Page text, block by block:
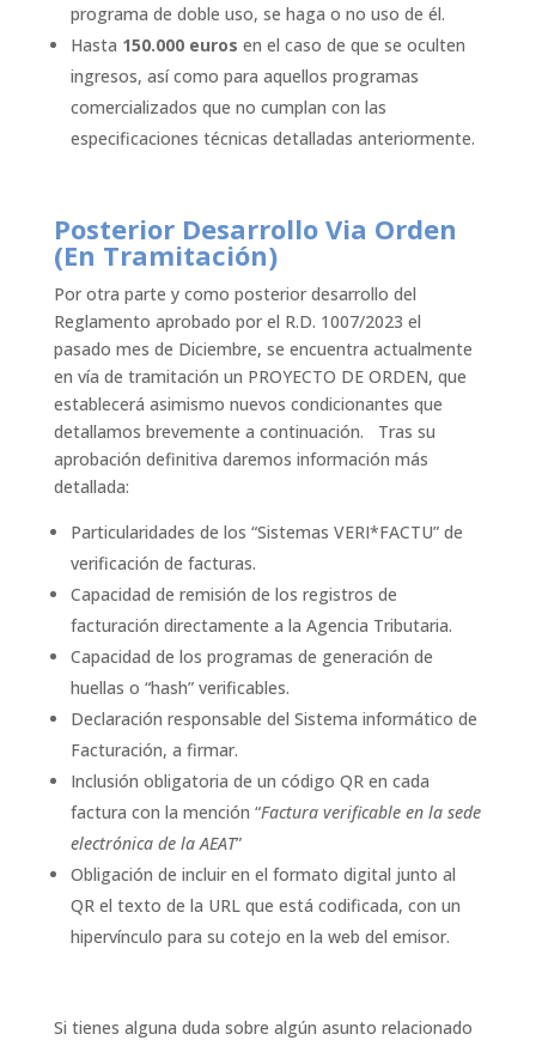
programa de doble uso, se haga o no uso de él.
Hasta 150.000 euros en el caso de que se oculten
ingresos, así como para aquellos programas
comercializados que no cumplan con las
especificaciones técnicas detalladas anteriormente.
Posterior Desarrollo Via Orden
(En Tramitación)
Por otra parte y como posterior desarrollo del
Reglamento aprobado por el R.D. 1007/2023 el
pasado mes de Diciembre, se encuentra actualmente
en vía de tramitación un PROYECTO DE ORDEN, que
establecerá asimismo nuevos condicionantes que
detallamos brevemente a continuación. Tras su
aprobación definitiva daremos información más
detallada:
Particularidades de los “Sistemas VERI*FACTU” de
verificación de facturas.
Capacidad de remisión de los registros de
facturación directamente a la Agencia Tributaria.
Capacidad de los programas de generación de
huellas o “hash” verificables.
Declaración responsable del Sistema informático de
Facturación, a firmar.
Inclusión obligatoria de un código QR en cada
factura con la mención “Factura verificable en la sede
electrónica de la AEAT”
Obligación de incluir en el formato digital junto al
QR el texto de la URL que está codificada, con un
hipervínculo para su cotejo en la web del emisor.
Si tienes alguna duda sobre algún asunto relacionado